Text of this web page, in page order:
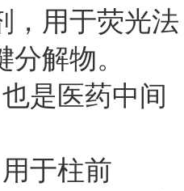
，用于荧光法
解物。
是医药中间
于柱前